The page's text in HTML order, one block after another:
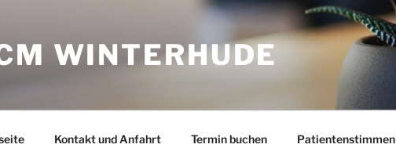
WINTERHUDE
Kontakt und Anfahrt Termin buchen Patientenstimmen